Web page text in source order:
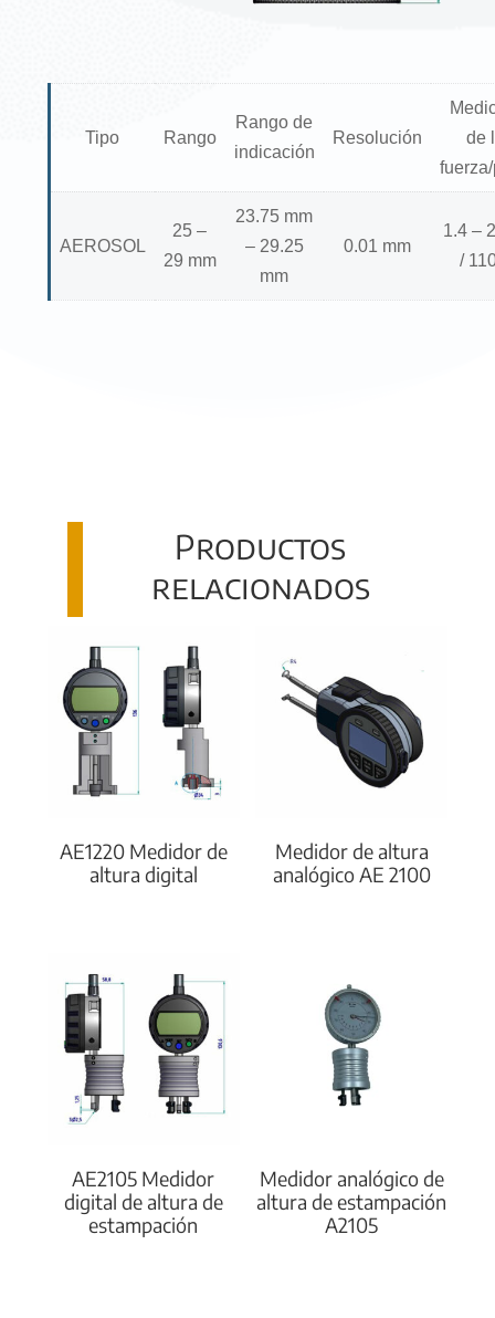
Tipo Rango
Rango de
indicación
Resolución
de
AEROSOL
25 –
29 mm
23.75 mm
– 29.25
mm
0.01 mm
1.4 –
/
Productos
relacionados
AE1220 Medidor de
altura digital
Medidor de altura
analógico AE 2100
AE2105 Medidor
digital de altura de
estampación
Medidor analógico de
altura de estampación
A2105